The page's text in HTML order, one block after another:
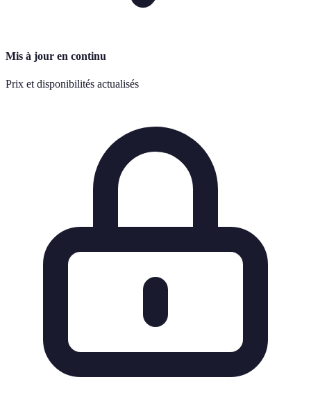
Mis à jour en continu
Prix et disponibilités actualisés